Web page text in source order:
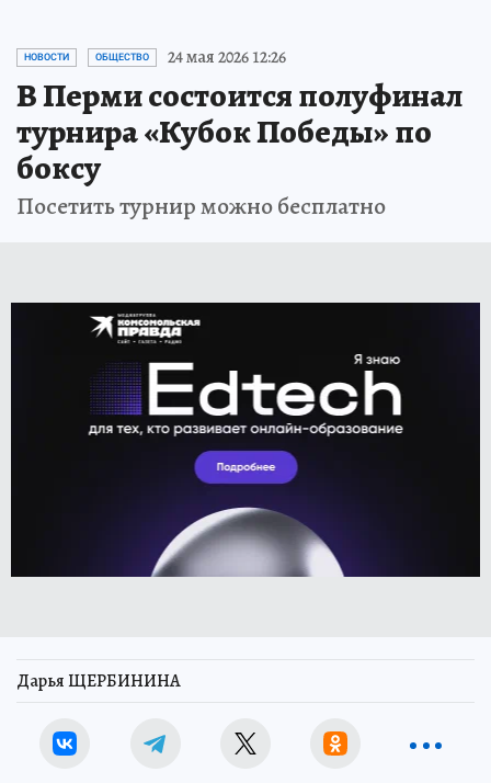
НОВОСТИ ОБЩЕСТВО 24 мая 2026 12:26
В Перми состоится полуфинал
турнира «Кубок Победы» по
боксу
Посетить турнир можно бесплатно
Дарья ЩЕРБИНИНА